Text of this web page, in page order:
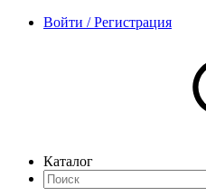
Войти / Регистрация
Каталог